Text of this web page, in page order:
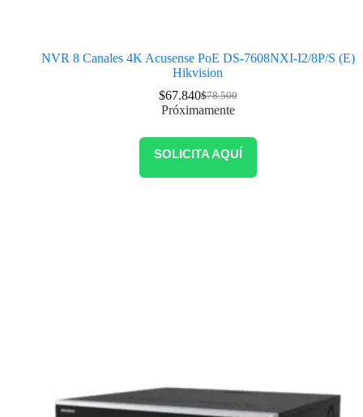
NVR 8 Canales 4K Acusense PoE DS-7608NXI-I2/8P/S (E)
Hikvision
$78.500
$67.840
Próximamente
SOLICITA AQUÍ